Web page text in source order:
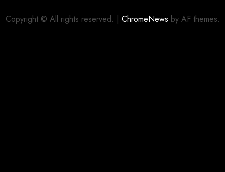
Copyright © All rights reserved. | ChromeNews by AF themes.